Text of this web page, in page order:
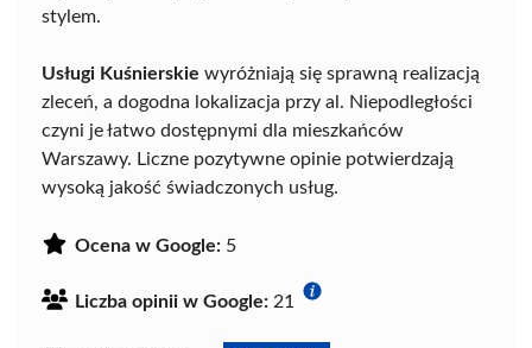
stylem.
Usługi Kuśnierskie wyróżniają się sprawną realizacją
zleceń, a dogodna lokalizacja przy al. Niepodległości
czyni je łatwo dostępnymi dla mieszkańców
Warszawy. Liczne pozytywne opinie potwierdzają
wysoką jakość świadczonych usług.
Ocena w Google: 5
Liczba opinii w Google: 21